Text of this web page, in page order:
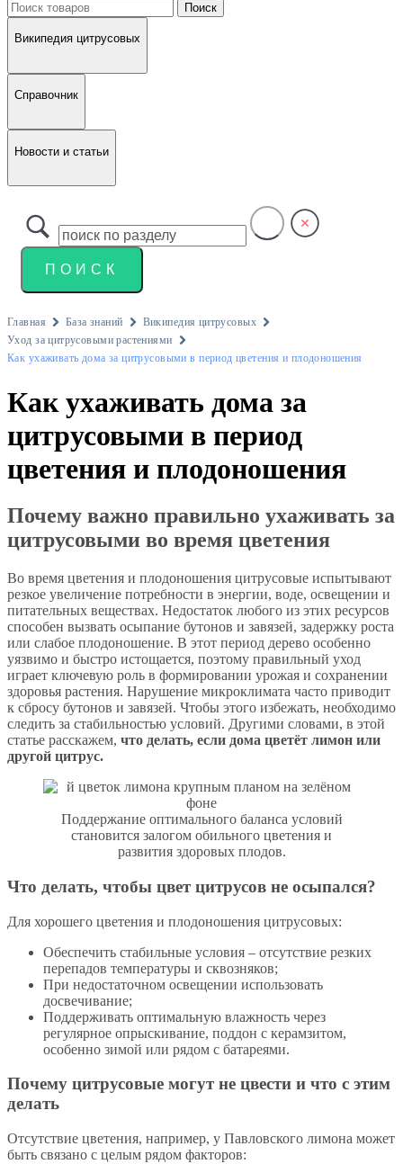
Поиск
Википедия цитрусовых
Справочник
Новости и статьи
Главная База знаний
Википедия цитрусовых
Уход за цитрусовыми растениями
Как ухаживать дома за цитрусовыми в период цветения и плодоношения
Как ухаживать дома за
цитрусовыми в период
цветения и плодоношения
Почему важно правильно ухаживать за
цитрусовыми во время цветения
Во время цветения и плодоношения цитрусовые испытывают
резкое увеличение потребности в энергии, воде, освещении и
питательных веществах. Недостаток любого из этих ресурсов
способен вызвать осыпание бутонов и завязей, задержку роста
или слабое плодоношение. В этот период дерево особенно
уязвимо и быстро истощается, поэтому правильный уход
играет ключевую роль в формировании урожая и сохранении
здоровья растения. Нарушение микроклимата часто приводит
к сбросу бутонов и завязей. Чтобы этого избежать, необходимо
следить за стабильностью условий. Другими словами, в этой
статье расскажем, что делать, если дома цветёт лимон или
другой цитрус.
Поддержание оптимального баланса условий
становится залогом обильного цветения и
развития здоровых плодов.
Что делать, чтобы цвет цитрусов не осыпался?
Для хорошего цветения и плодоношения цитрусовых:
Обеспечить стабильные условия – отсутствие резких
перепадов температуры и сквозняков;
При недостаточном освещении использовать
досвечивание;
Поддерживать оптимальную влажность через
регулярное опрыскивание, поддон с керамзитом,
особенно зимой или рядом с батареями.
Почему цитрусовые могут не цвести и что с этим
делать
Отсутствие цветения, например, у Павловского лимона может
быть связано с целым рядом факторов: